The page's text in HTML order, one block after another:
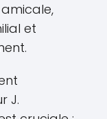
et
J.